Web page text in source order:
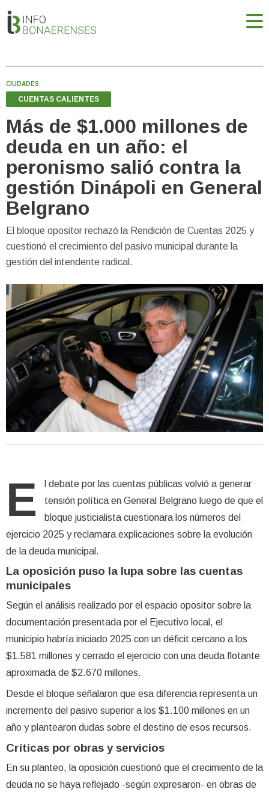
CIUDADES
CUENTAS CALIENTES
Más de $1.000 millones de
deuda en un año: el
peronismo salió contra la
gestión Dinápoli en General
Belgrano
El bloque opositor rechazó la Rendición de Cuentas 2025 y
cuestionó el crecimiento del pasivo municipal durante la
gestión del intendente radical.
E
l debate por las cuentas públicas volvió a generar
tensión política en General Belgrano luego de que el
bloque justicialista cuestionara los números del
ejercicio 2025 y reclamara explicaciones sobre la evolución
de la deuda municipal.
La oposición puso la lupa sobre las cuentas
municipales
Según el análisis realizado por el espacio opositor sobre la
documentación presentada por el Ejecutivo local, el
municipio habría iniciado 2025 con un déficit cercano a los
$1.581 millones y cerrado el ejercicio con una deuda flotante
aproximada de $2.670 millones.
Desde el bloque señalaron que esa diferencia representa un
incremento del pasivo superior a los $1.100 millones en un
año y plantearon dudas sobre el destino de esos recursos.
Críticas por obras y servicios
En su planteo, la oposición cuestionó que el crecimiento de la
deuda no se haya reflejado -según expresaron- en obras de